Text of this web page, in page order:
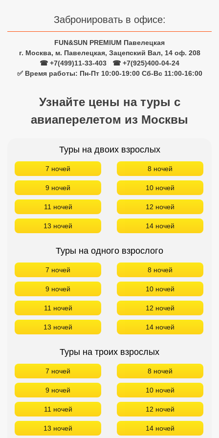
Забронировать в офисе:
FUN&SUN PREMIUM Павелецкая
г. Москва, м. Павелецкая, Зацепский Вал, 14 оф. 208
☎ +7(499)11-33-403
☎ +7(925)400-04-24
✅ Время работы: Пн-Пт 10:00-19:00 Сб-Вс 11:00-16:00
Узнайте цены на туры с
авиаперелетом из Москвы
Туры на двоих взрослых
7 ночей 8 ночей
9 ночей 10 ночей
11 ночей 12 ночей
13 ночей 14 ночей
Туры на одного взрослого
7 ночей 8 ночей
9 ночей 10 ночей
11 ночей 12 ночей
13 ночей 14 ночей
Туры на троих взрослых
7 ночей 8 ночей
9 ночей 10 ночей
11 ночей 12 ночей
13 ночей 14 ночей